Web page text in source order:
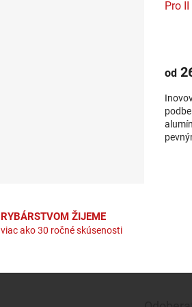
Pro II
od
RYBÁRSTVOM ŽIJEME
viac ako 30 ročné skúsenosti